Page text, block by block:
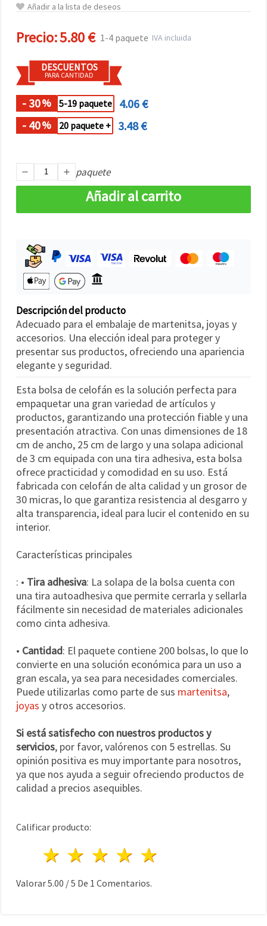
Añadir a la lista de deseos
Precio:5.80 € 1-4 paquete IVA incluida
DESCUENTOS
PARA CANTIDAD
- 30% 5-19 paquete
4.06 €
- 40% 20 paquete + 3.48 €
paquete
Añadir al carrito
Descripción del producto
Adecuado para el embalaje de martenitsa, joyas y
accesorios. Una elección ideal para proteger y
presentar sus productos, ofreciendo una apariencia
elegante y seguridad.
Esta bolsa de celofán es la solución perfecta para
empaquetar una gran variedad de artículos y
productos, garantizando una protección fiable y una
presentación atractiva. Con unas dimensiones de 18
cm de ancho, 25 cm de largo y una solapa adicional
de 3 cm equipada con una tira adhesiva, esta bolsa
ofrece practicidad y comodidad en su uso. Está
fabricada con celofán de alta calidad y un grosor de
30 micras, lo que garantiza resistencia al desgarro y
alta transparencia, ideal para lucir el contenido en su
interior.
Características principales
: • Tira adhesiva: La solapa de la bolsa cuenta con
una tira autoadhesiva que permite cerrarla y sellarla
fácilmente sin necesidad de materiales adicionales
como cinta adhesiva.
• Cantidad: El paquete contiene 200 bolsas, lo que lo
convierte en una solución económica para un uso a
gran escala, ya sea para necesidades comerciales.
Puede utilizarlas como parte de sus martenitsa,
joyas y otros accesorios.
Si está satisfecho con nuestros productos y
servicios, por favor, valórenos con 5 estrellas. Su
opinión positiva es muy importante para nosotros,
ya que nos ayuda a seguir ofreciendo productos de
calidad a precios asequibles.
Calificar producto:
4 estrellas
3 estrellas
2 estrellas
1 estrella
Valorar5.00 /5 De 1 Comentarios.